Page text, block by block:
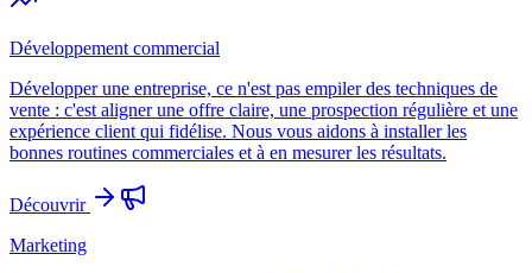
Développement commercial
Développer une entreprise, ce n'est pas empiler des techniques de
vente : c'est aligner une offre claire, une prospection régulière et une
expérience client qui fidélise. Nous vous aidons à installer les
bonnes routines commerciales et à en mesurer les résultats.
Découvrir
Marketing